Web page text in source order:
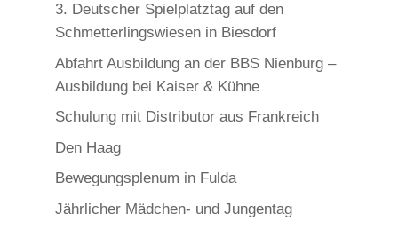
3. Deutscher Spielplatztag auf den
Schmetterlingswiesen in Biesdorf
Abfahrt Ausbildung an der BBS Nienburg –
Ausbildung bei Kaiser & Kühne
Schulung mit Distributor aus Frankreich
Den Haag
Bewegungsplenum in Fulda
Jährlicher Mädchen- und Jungentag